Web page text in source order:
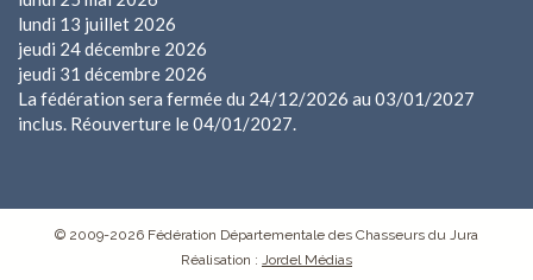
lundi 13 juillet 2026
jeudi 24 décembre 2026
jeudi 31 décembre 2026
La fédération sera fermée du 24/12/2026 au 03/01/2027
inclus. Réouverture le 04/01/2027.
© 2009-2026 Fédération Départementale des Chasseurs du Jura
Réalisation : Jordel Médias